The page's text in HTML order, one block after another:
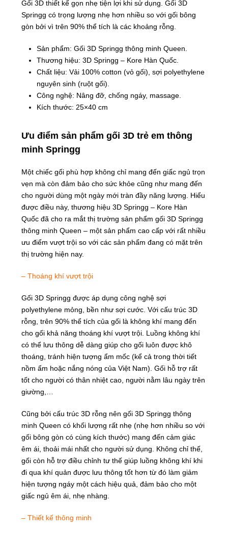
Gối 3D thiết kế gọn nhẹ tiện lợi khi sử dụng. Gối 3D
Springg có trọng lượng nhẹ hơn nhiều so với gối bông
gòn bởi vì trên 90% thể tích là các khoảng rỗng.
Sản phẩm: Gối 3D Springg thông minh Queen.
Thương hiệu: 3D Springg – Kore Hàn Quốc.
Chất liệu: Vải 100% cotton (vỏ gối), sợi polyethylene
nguyên sinh (ruột gối).
Công nghệ: Nâng đỡ, chống ngáy, massage.
Kích thước: 25×40 cm
Ưu điểm sản phẩm gối 3D trẻ em thông
minh Springg
Một chiếc gối phù hợp không chỉ mang đến giấc ngủ trọn
vẹn mà còn đảm bảo cho sức khỏe cũng như mang đến
cho người dùng một ngày mới tràn đầy năng lượng. Hiểu
được điều này, thương hiệu 3D Springg – Kore Hàn
Quốc đã cho ra mắt thị trường sản phẩm gối 3D Springg
thông minh Queen – một sản phẩm cao cấp với rất nhiều
ưu điểm vượt trội so với các sản phẩm đang có mặt trên
thị trường hiện nay.
– Thoáng khí vượt trội
Gối 3D Springg được áp dụng công nghệ sợi
polyethylene mỏng, bền như sợi cước. Với cấu trúc 3D
rỗng, trên 90% thể tích của gối là không khí mang đến
cho gối khả năng thoáng khí vượt trội. Luồng không khí
có thể lưu thông dễ dàng giúp cho gối luôn được khô
thoáng, tránh hiện tượng ẩm mốc (kể cả trong thời tiết
nồm ẩm hoặc nắng nóng của Việt Nam). Gối hỗ trợ rất
tốt cho người có thân nhiệt cao, người nằm lâu ngày trên
giường,…
Cũng bởi cấu trúc 3D rỗng nên gối 3D Springg thông
minh Queen có khối lượng rất nhẹ (nhẹ hơn nhiều so với
gối bông gòn có cùng kích thước) mang đến cảm giác
êm ái, thoải mái nhất cho người sử dụng. Không chỉ thế,
gối còn hỗ trợ điều chỉnh tư thế giúp luồng không khí khi
đi qua khí quản được lưu thông tốt hơn từ đó làm giảm
hiện tượng ngáy một cách hiệu quả, đảm bảo cho một
giấc ngủ êm ái, nhẹ nhàng.
– Thiết kế thông minh